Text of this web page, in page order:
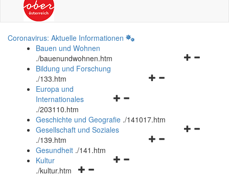
Coronavirus: Aktuelle Informationen
Bauen und Wohnen
./bauenundwohnen.htm
Navigationsmenü
Bildung und Forschung
./133.htm
Navigationsmenü
und
schließen
Europa und
Internationales
./203110.htm
Geschichte und Geografie ./141017.htm
Navigationsmenü
Gesellschaft und Soziales
./139.htm
Navigationsmenü
Gesundheit ./141.htm
Navigationsmenü
Kultur
./kultur.htm